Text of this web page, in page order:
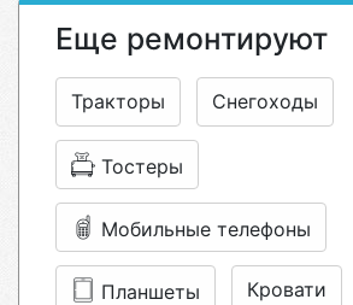
Еще ремонтируют
Тракторы Снегоходы
Тостеры
Мобильные телефоны
Планшеты Кровати